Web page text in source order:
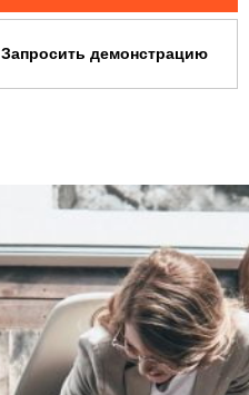
Запросить демонстрацию